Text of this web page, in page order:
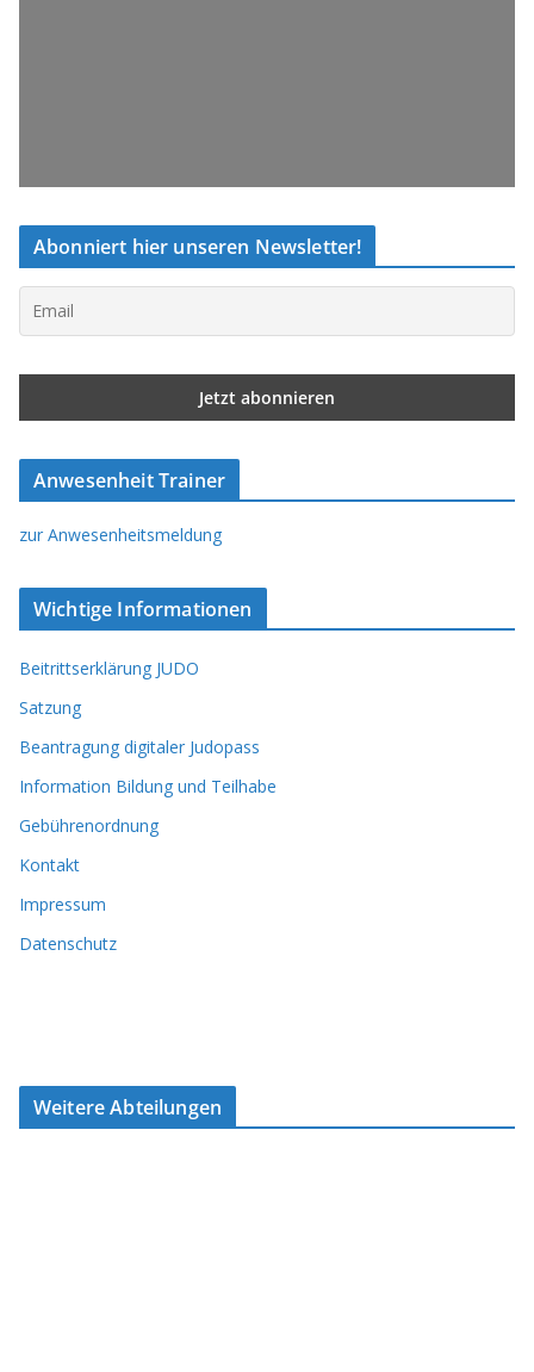
Abonniert hier unseren Newsletter!
Anwesenheit Trainer
zur Anwesenheitsmeldung
Wichtige Informationen
Beitrittserklärung JUDO
Satzung
Beantragung digitaler Judopass
Information Bildung und Teilhabe
Gebührenordnung
Kontakt
Impressum
Datenschutz
Weitere Abteilungen